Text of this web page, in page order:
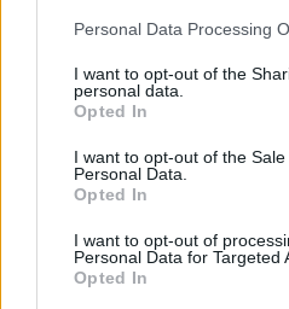
Personal Data Processing
I want to opt-out of the
personal data.
Opted In
I want to opt-out of the
Personal Data.
Opted In
I want to opt-out of
Personal Data for Targeted
Opted In
gli
l’Aeroporto di Schiphol nei Paesi
Love’s Travel Stop negli Stati Uniti.
Per sopravvivere e avere
che operano in settori come la
devono riorganizzare e riprogettare
” – ha affermato
Technology Officer di Forrester